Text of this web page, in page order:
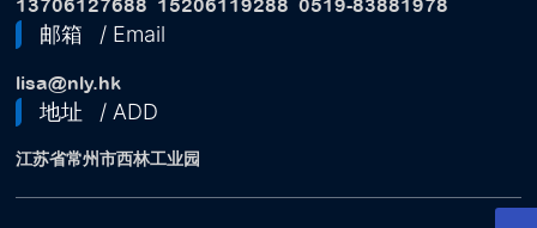
13706127688 15206119288 0519-83881978
邮箱 / Email
lisa@nly.hk
地址 / ADD
江苏省常州市西林工业园